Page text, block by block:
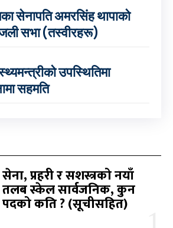
सेनापति अमरसिंह थापाको
सभा (तस्वीरहरू)
उपस्थितिमा
सहमति
सेना, प्रहरी र सशस्त्रको नयाँ
तलब स्केल सार्वजनिक, कुन
पदको कति ? (सूचीसहित)